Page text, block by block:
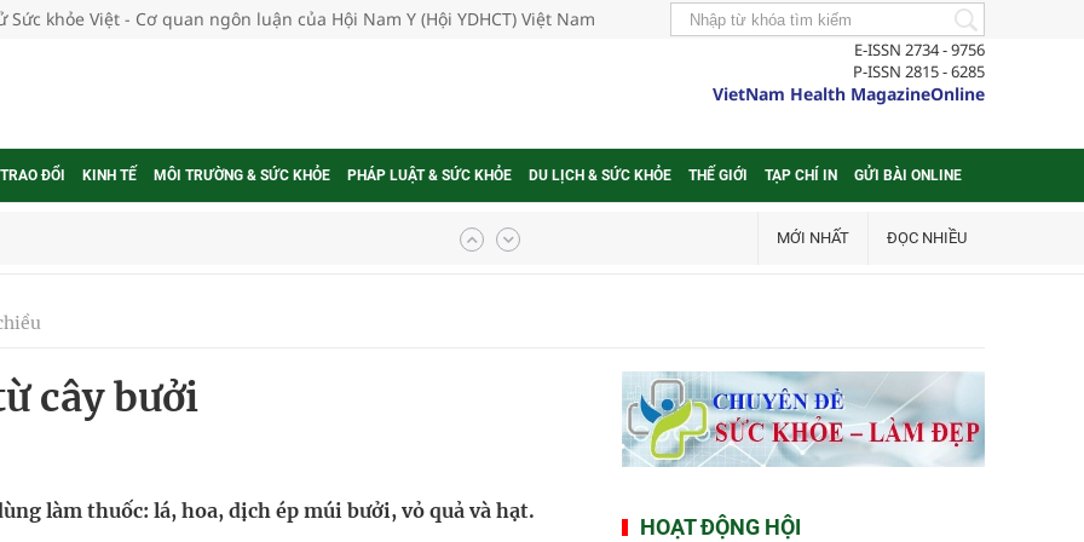
Sức khỏe Việt - Cơ quan ngôn luận của Hội Nam Y (Hội YDHCT) Việt Nam
E-ISSN 2734 - 9756
P-ISSN 2815 - 6285
VietNam Health MagazineOnline
ĐỔI KINH TẾ MÔI TRƯỜNG & SỨC KHỎE PHÁP LUẬT & SỨC KHỎE DU LỊCH & SỨC KHỎE THẾ GIỚI TẠP CHÍ IN GỬI BÀI ONLINE
nhiệt độ cao nhất 35 độ
gia
thực tế
MỚI NHẤT ĐỌC NHIỀU
cây bưởi
làm thuốc: lá, hoa, dịch ép múi bưởi, vỏ quả và hạt.
HOẠT ĐỘNG HỘI